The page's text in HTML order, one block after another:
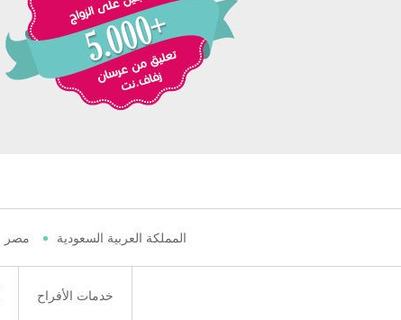
المملكة العربية السعودية مصر
خدمات الأفراح